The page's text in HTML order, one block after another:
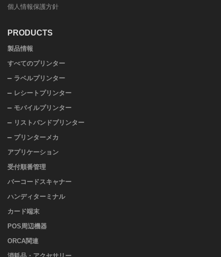
個人情報保護方針
PRODUCTS
製品情報
すべてのプリンター
ラベルプリンター
レシートプリンター
モバイルプリンター
リストバンドプリンター
プリンターメカ
アプリケーション
受付順番管理
バーコードスキャナー
ハンディターミナル
カード端末
POS周辺機器
ORCA関連